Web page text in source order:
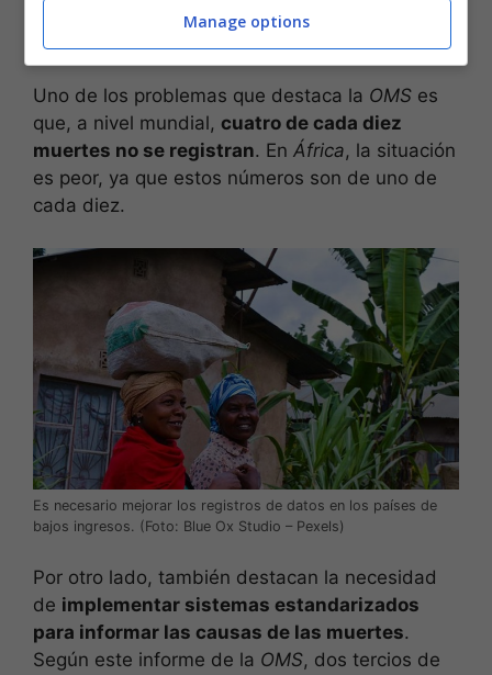
más acertadas en la lucha contra el
coronavirus.
Uno de los problemas que destaca la OMS es
que, a nivel mundial, cuatro de cada diez
muertes no se registran. En África, la situación
es peor, ya que estos números son de uno de
cada diez.
Es necesario mejorar los registros de datos en los países de
bajos ingresos. (Foto: Blue Ox Studio – Pexels)
Por otro lado, también destacan la necesidad
de implementar sistemas estandarizados
para informar las causas de las muertes.
Según este informe de la OMS, dos tercios de
Manage options